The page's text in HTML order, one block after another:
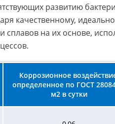
развитию
качественному,
на их основе,
Коррозионное
определенное по ГОСТ
м2 в сутки